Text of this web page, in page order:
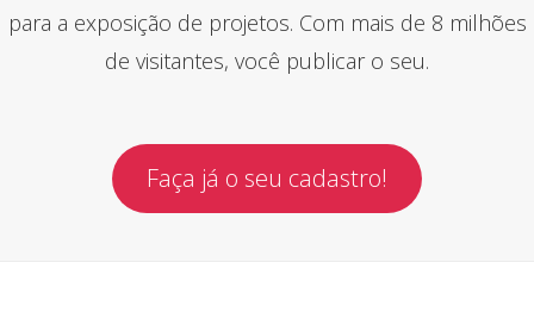
para a exposição de projetos. Com mais de 8 milhões
de visitantes, você publicar o seu.
Faça já o seu cadastro!